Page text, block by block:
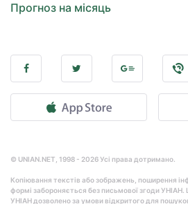
Прогноз на місяць
© UNIAN.NET, 1998 - 2026 Усі права дотримано.
Копіювання текстів або зображень, поширення
формі забороняється без письмової згоди УНІАН.
УНІАН дозволено за умови відкритого для